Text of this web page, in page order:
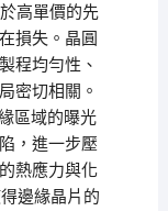
高單價的先
損失。晶圓
程均勻性、
密切相關。
區域的曝光
，進一步壓
熱應力與化
邊緣晶片的